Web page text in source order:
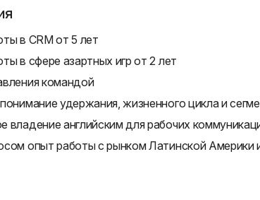
в CRM от 5 лет
в сфере азартных игр от 2 лет
командой
удержания, жизненного цикла и
владение английским для рабочих
опыт работы с рынком Латинской Америки